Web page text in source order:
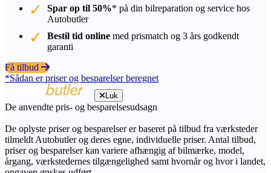
Spar op til 50%* på din bilreparation og service hos
Autobutler
Bestil tid online med prismatch og 3 års godkendt
garanti
Få tilbud
*Sådan er priser og besparelser beregnet
Luk
De anvendte pris- og besparelsesudsagn
De oplyste priser og besparelser er baseret på tilbud fra værksteder
tilmeldt Autobutler og deres egne, individuelle priser. Antal tilbud,
priser og besparelser kan variere afhængig af bilmærke, model,
årgang, værkstedernes tilgængelighed samt hvornår og hvor i landet,